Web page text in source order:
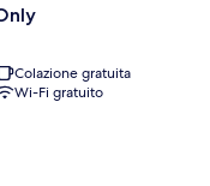
Colazione gratuita
Wi-Fi gratuito